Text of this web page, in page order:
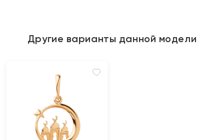
Другие варианты данной модели